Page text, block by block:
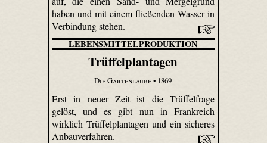
haben und mit einem fließenden Wasser in
Verbindung stehen.
LEBENSMITTELPRODUKTION
Trüffelplantagen
Die Gartenlaube• 1869
Erst in neuer Zeit ist die Trüffel­frage
gelöst, und es gibt nun in Frankreich
wirklich Trüffel­plan­tagen und ein sicheres
Anbauverfahren.